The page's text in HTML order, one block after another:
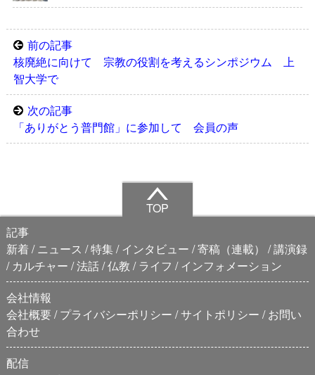
前の記事
核廃絶に向けて 宗教の役割を考えるシンポジウム 上
智大学で
次の記事
「ありがとう普門館」に参加して 会員の声
TOP
記事
新着
ニュース 特集 インタビュー 寄稿（連載）
講演録
カルチャー 法話 仏教 ライフ
インフォメーション
会社情報
会社概要 プライバシーポリシー サイトポリシー
お問い
合わせ
配信